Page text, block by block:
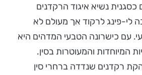
נשיא איגוד הרקדנים
לי-פינג לרקוד אך מעולם לא
עם כישרונה הטבעי המדהים היא
המיוחדות והמעוטרות בסין.
רקדנים שנדדה ברחרי סין